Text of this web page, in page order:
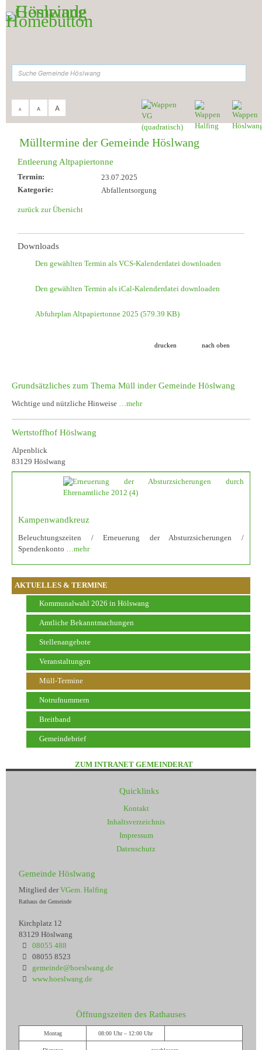
Zum Inhalt, zur Navigation
A A A
AKTUELLES & TERMINE
Kommunalwahl 2026 in Hölswang
Amtliche Bekanntmachungen
Stellenangebote
Veranstaltungen
Müll-Termine
Notrufnummern
Breitband
Gemeindebrief
Aktuelles & Termine Müll-Termine
Mülltermine der Gemeinde Höslwang
Entleerung Altpapiertonne
Termin:
23.07.2025
Kategorie:
Abfallentsorgung
zurück zur Übersicht
Downloads
Den gewählten Termin als VCS-Kalenderdatei downloaden
Den gewählten Termin als iCal-Kalenderdatei downloaden
Abfuhrplan Altpapiertonne 2025 (579.39 KB)
drucken nach oben
Grundsätzliches zum Thema Müll inder Gemeinde Höslwang
Wichtige und nützliche Hinweise …mehr
Wertstoffhof Höslwang
Alpenblick
83129 Höslwang
Kampenwandkreuz
Beleuchtungszeiten / Erneuerung der Absturzsicherungen /
Spendenkonto …mehr
ZUM INTRANET GEMEINDERAT
Quicklinks
Kontakt
Inhaltsverzeichnis
Impressum
Datenschutz
Gemeinde Höslwang
Mitglied derVGem. Halfing
Rathaus der Gemeinde
Kirchplatz 12
83129 Höslwang
08055 488
08055 8523
gemeinde@hoeslwang.de
www.hoeslwang.de
Öffnungszeiten des Rathauses
Montag 08:00 Uhr – 12:00 Uhr